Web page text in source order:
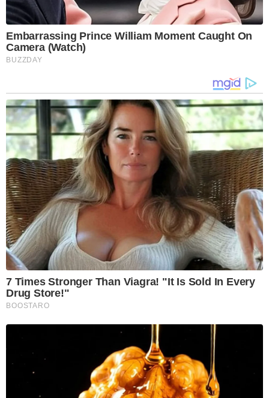
Embarrassing Prince William Moment Caught On
Camera (Watch)
BUZZDAY
7 Times Stronger Than Viagra! "It Is Sold In Every
Drug Store!"
BOOSTARO